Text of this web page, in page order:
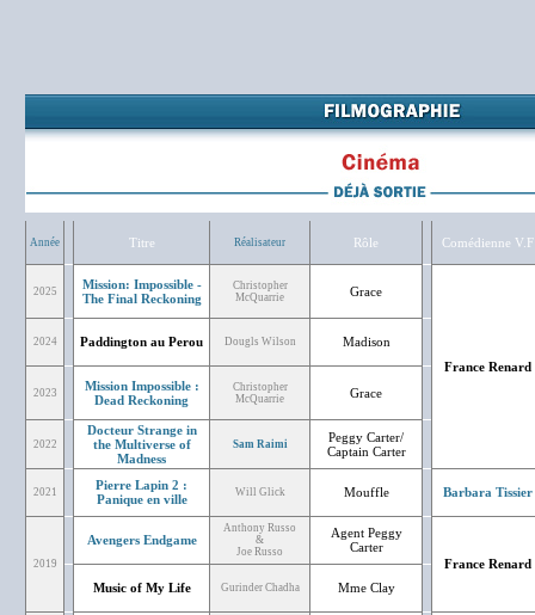
Année Titre Réalisateur Rôle Comédienne V.F
2025
Mission: Impossible -
The Final Reckoning
Christopher
McQuarrie
Grace
France Renard
2024 Paddington au Perou Dougls Wilson Madison
2023
Mission Impossible :
Dead Reckoning
Christopher
McQuarrie
Grace
2022
Docteur Strange in
the Multiverse of
Madness
Sam Raimi
Peggy Carter/
Captain Carter
2021
Pierre Lapin 2 :
Panique en ville
Will Glick Mouffle Barbara Tissier
2019
Avengers Endgame
Anthony Russo
&
Joe Russo
Agent Peggy
Carter
France Renard
Music of My Life
Gurinder Chadha Mme Clay